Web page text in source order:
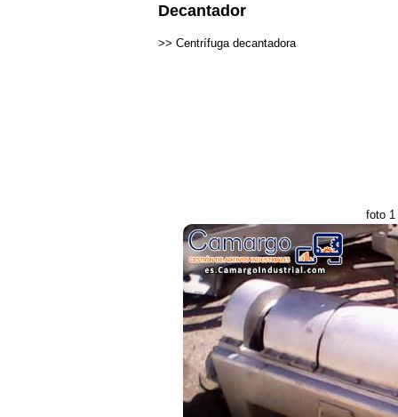
Decantador
>> Centrífuga decantadora
foto 1